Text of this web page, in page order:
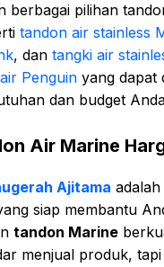
berbagai pilihan
tandon air stainless
, dan tangki air
Penguin yang dapat
dan budget
Air Marine
Ajitama
siap membantu
tandon Marine
menjual produk,